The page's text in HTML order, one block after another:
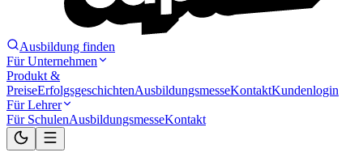
Ausbildung finden
Für Unternehmen
Produkt &
PreiseErfolgsgeschichtenAusbildungsmesseKontaktKundenlogin
Für Lehrer
Für SchulenAusbildungsmesseKontakt